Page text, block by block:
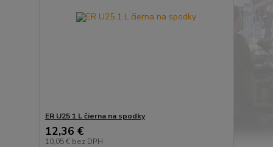
ER U25 1 L čierna na spodky
12,36 €
10,05 € bez DPH